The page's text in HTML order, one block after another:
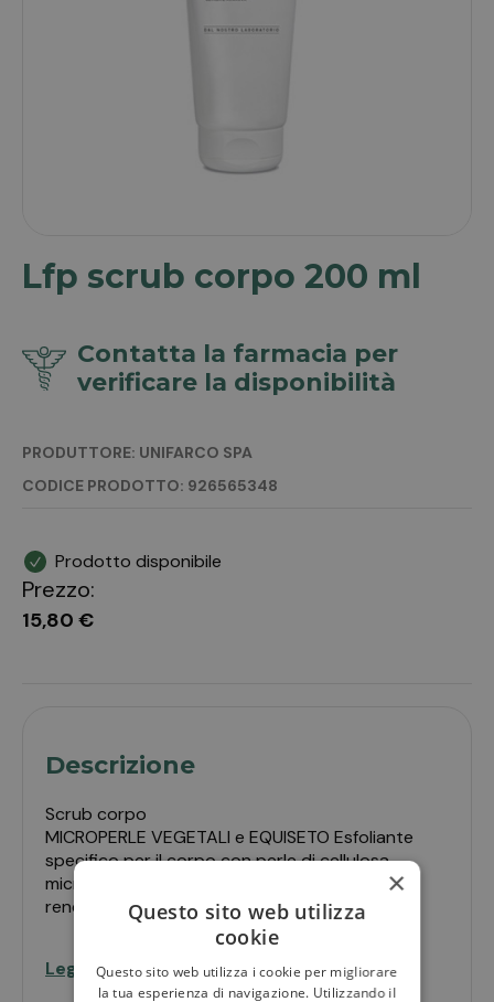
Lfp scrub corpo 200 ml
Contatta la farmacia per
verificare la disponibilità
PRODUTTORE: UNIFARCO SPA
CODICE PRODOTTO: 926565348
Prezzo:
15,80 €
Prodotto disponibile
Descrizione
Scrub corpo
MICROPERLE VEGETALI e EQUISETO Esfoliante
specifico per il corpo con perle di cellulosa
microcristallina. Deterge e rinnova la pelle,
rendendola ricettiva ai trattamenti corpo
successivi.
Con Microperle vegetali di cellulosa
Leggi di più
×
Questo sito web utilizza
cookie
Questo sito web utilizza i cookie per migliorare
la tua esperienza di navigazione. Utilizzando il